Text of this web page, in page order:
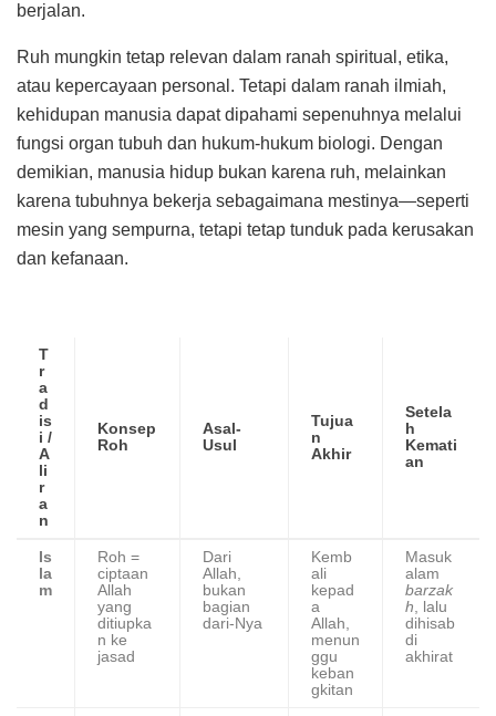
berjalan.
Ruh mungkin tetap relevan dalam ranah spiritual, etika,
atau kepercayaan personal. Tetapi dalam ranah ilmiah,
kehidupan manusia dapat dipahami sepenuhnya melalui
fungsi organ tubuh dan hukum-hukum biologi. Dengan
demikian, manusia hidup bukan karena ruh, melainkan
karena tubuhnya bekerja sebagaimana mestinya—seperti
mesin yang sempurna, tetapi tetap tunduk pada kerusakan
dan kefanaan.
T
r
a
d
is
i /
A
li
r
a
n
Konsep
Roh
Asal-
Usul
Tujua
n
Akhir
Setela
h
Kemati
an
Is
la
m
Roh =
ciptaan
Allah
yang
ditiupka
n ke
jasad
Dari
Allah,
bukan
bagian
dari-Nya
Kemb
ali
kepad
a
Allah,
menun
ggu
keban
gkitan
Masuk
alam
barzak
h, lalu
dihisab
di
akhirat